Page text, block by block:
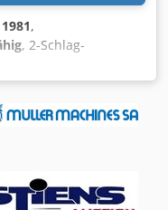
1981,
, 2-Schlag-
die Produktion von
Frisch
der Matrizen: 1
mm Max.
5
Nspfx Afqsha
3.700 kg